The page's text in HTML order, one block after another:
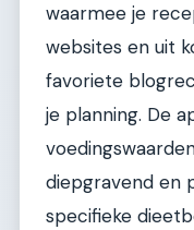
waarmee je
websites en uit
favoriete
je planning. De
diepgravend en
specifieke